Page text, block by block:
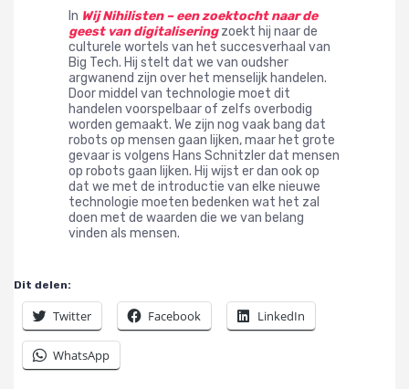
In Wij Nihilisten – een zoektocht naar de
geest van digitaliseringzoekt hij naar de
culturele wortels van het succesverhaal van
Big Tech. Hij stelt dat we van oudsher
argwanend zijn over het menselijk handelen.
Door middel van technologie moet dit
handelen voorspelbaar of zelfs overbodig
worden gemaakt. We zijn nog vaak bang dat
robots op mensen gaan lijken, maar het grote
gevaar is volgens Hans Schnitzler dat mensen
op robots gaan lijken. Hij wijst er dan ook op
dat we met de introductie van elke nieuwe
technologie moeten bedenken wat het zal
doen met de waarden die we van belang
vinden als mensen.
Dit delen:
Twitter Facebook LinkedIn
WhatsApp